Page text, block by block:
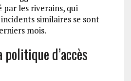
par les riverains, qui
similaires se sont
mois.
d’accès